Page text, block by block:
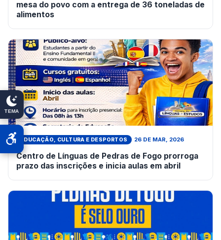
TEMA
mesa do povo com a entrega de 36 toneladas de
alimentos
EDUCAÇÃO, CULTURA E DESPORTOS 26 DE MAR, 2026
Centro de Línguas de Pedras de Fogo prorroga
prazo das inscrições e inicia aulas em abril